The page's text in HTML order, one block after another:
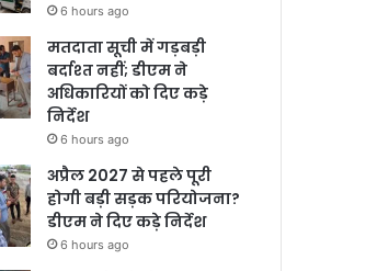
6 hours ago
मतदाता सूची में गड़बड़ी
बर्दाश्त नहीं; डीएम ने
अधिकारियों को दिए कड़े
निर्देश
6 hours ago
अप्रैल 2027 से पहले पूरी
होगी बड़ी सड़क परियोजना?
डीएम ने दिए कड़े निर्देश
6 hours ago